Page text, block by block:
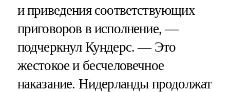
и приведения соответствующих
приговоров в исполнение, —
подчеркнул Кундерс. — Это
жестокое и бесчеловечное
наказание. Нидерланды продолжат